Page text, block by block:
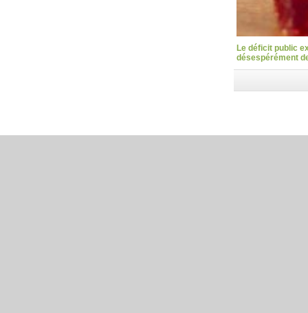
Le déficit public
désespérément